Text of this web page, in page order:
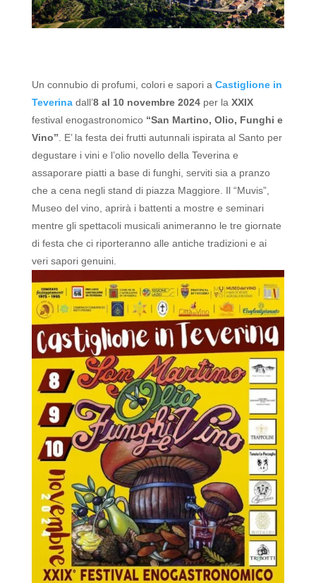
Un connubio di profumi, colori e sapori a Castiglione in
Teverinadall’8 al 10 novembre 2024per la XXIX
festival enogastronomico “San Martino, Olio, Funghi e
Vino”
E’ la festa dei frutti autunnali ispirata al Santo per
degustare i vini e l’olio novello della Teverina e
assaporare piatti a base di funghi, serviti sia a pranzo
che a cena negli stand di piazza Maggiore.
Il “Muvis”,
Museo del vino, aprirà i battenti a mostre e seminari
mentre gli spettacoli musicali animeranno le tre giornate
di festa che ci riporteranno alle antiche tradizioni e ai
veri sapori genuini.